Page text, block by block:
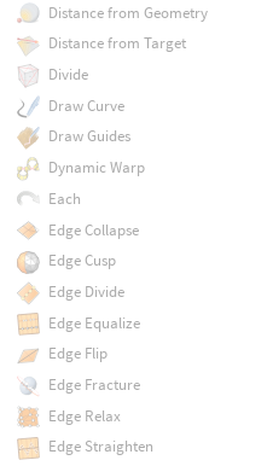
Distance from Geometry
Distance from Target
Divide
Draw Curve
Draw Guides
Dynamic Warp
Each
Edge Collapse
Edge Cusp
Edge Divide
Edge Equalize
Edge Flip
Edge Fracture
Edge Relax
Edge Straighten